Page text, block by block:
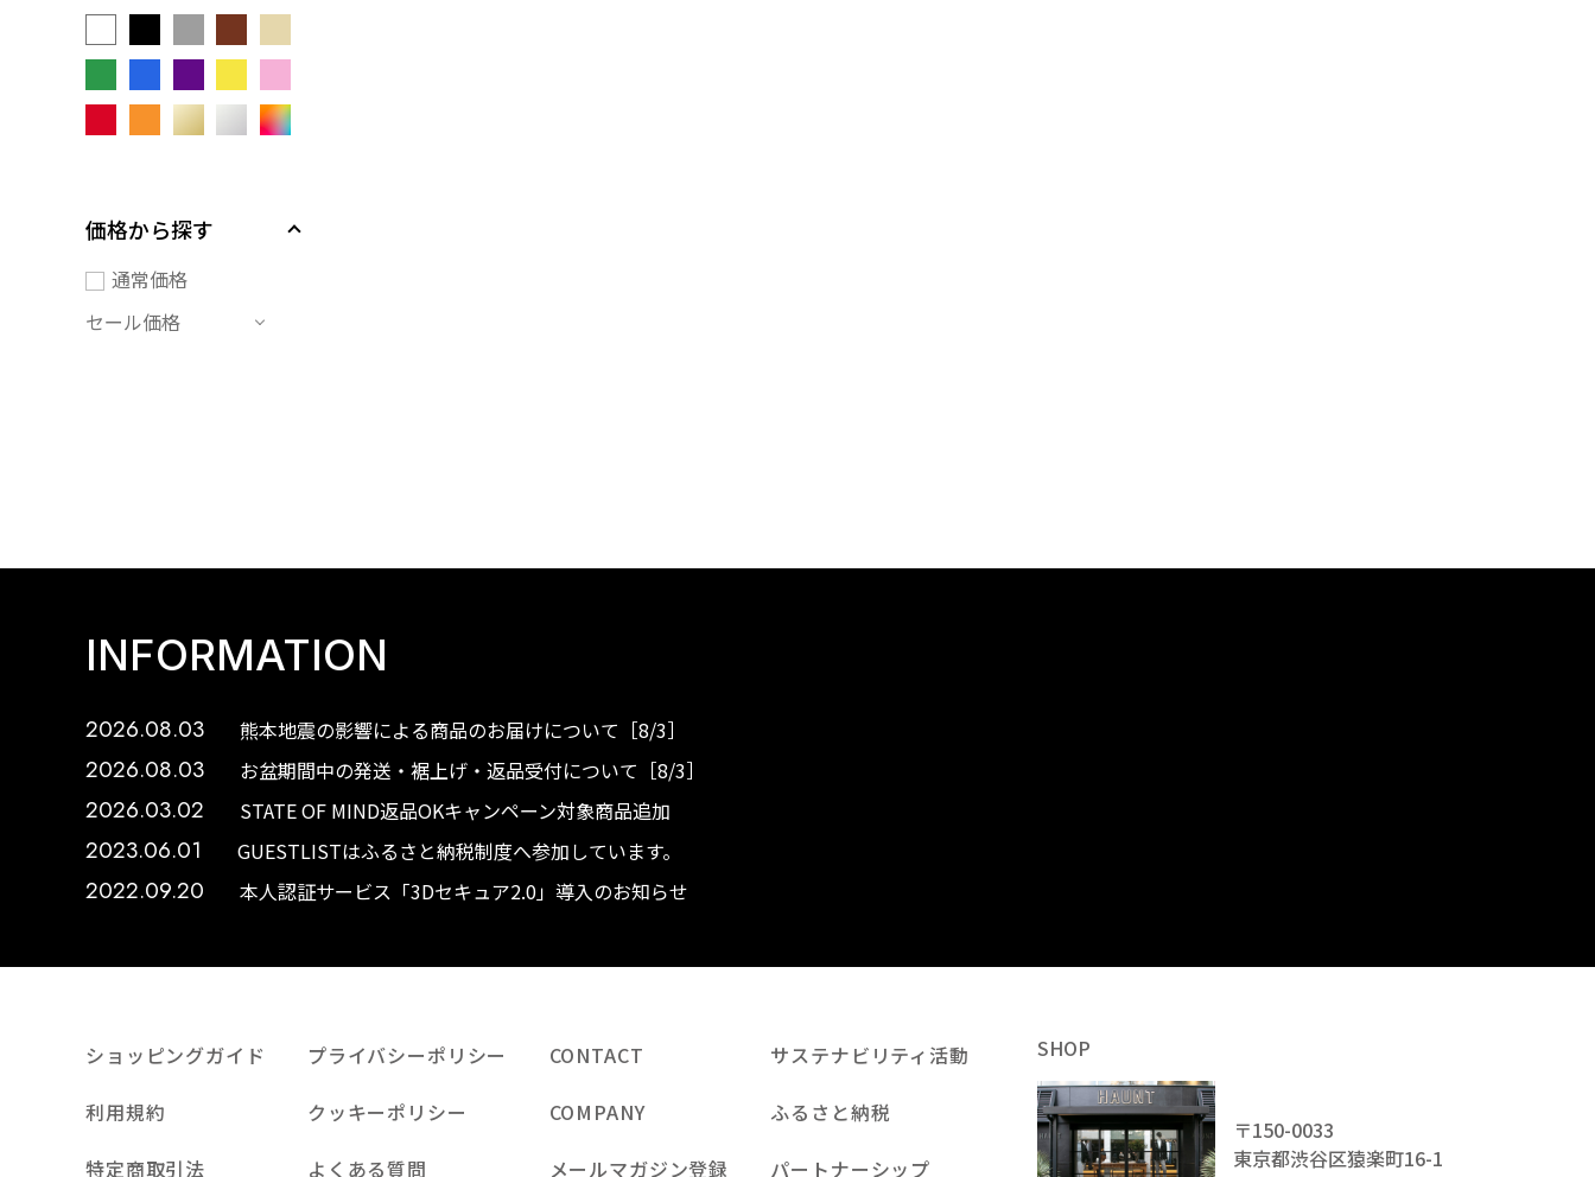
価格から探す
通常価格
セール価格
INFORMATION
2026.08.03 熊本地震の影響による商品のお届けについて［8/3］
2026.08.03 お盆期間中の発送・裾上げ・返品受付について［8/3］
2026.03.02 STATE OF MIND返品OKキャンペーン対象商品追加
2023.06.01 GUESTLISTはふるさと納税制度へ参加しています。
2022.09.20 本人認証サービス「3Dセキュア2.0」導入のお知らせ
ショッピングガイド
利用規約
特定商取引法
プライバシーポリシー
クッキーポリシー
よくある質問
CONTACT
COMPANY
メールマガジン登録
サステナビリティ活動
ふるさと納税
パートナーシップ
SHOP
〒150-0033
東京都渋谷区猿楽町16-1